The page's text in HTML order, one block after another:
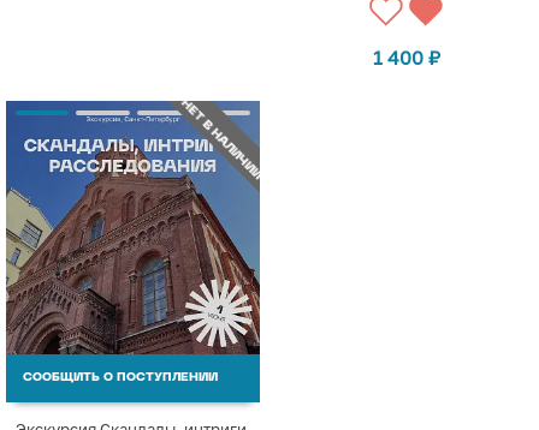
1 400 ₽
НЕТ В НАЛИЧИИ
СООБЩИТЬ О ПОСТУПЛЕНИИ